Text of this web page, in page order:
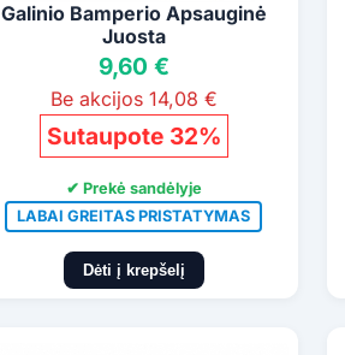
Galinio Bamperio Apsauginė
Juosta
9,60 €
Be akcijos 14,08 €
Sutaupote 32%
✔ Prekė sandėlyje
LABAI GREITAS PRISTATYMAS
Dėti į krepšelį